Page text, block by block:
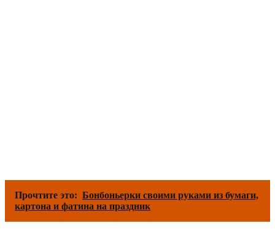
Прочтите это: Бонбоньерки своими руками из бумаги,
картона и фатина на праздник